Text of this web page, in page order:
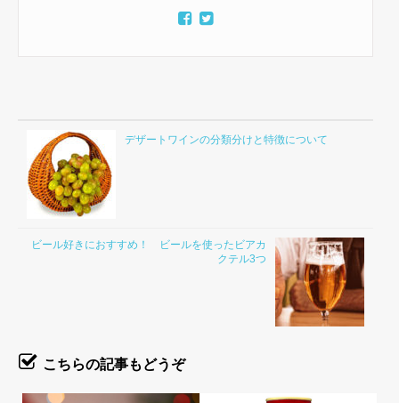
デザートワインの分類分けと特徴について
ビール好きにおすすめ！ ビールを使ったビアカ
クテル3つ
こちらの記事もどうぞ